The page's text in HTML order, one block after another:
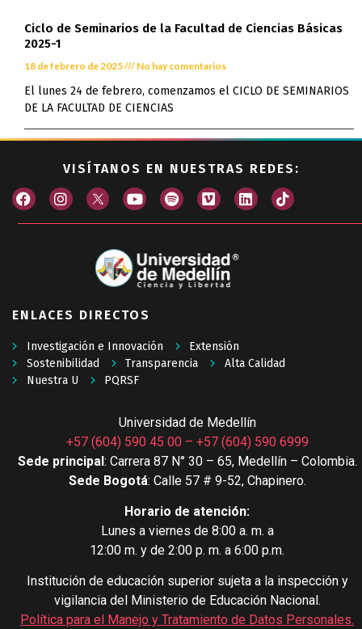
Ciclo de Seminarios de la Facultad de Ciencias Básicas
2025-1
18 de febrero de 2025 No hay comentarios
El lunes 24 de febrero, comenzamos el CICLO DE SEMINARIOS
DE LA FACULTAD DE CIENCIAS
VISÍTANOS EN NUESTRAS REDES:
ENLACES DIRECTOS
Investigación e Innovación
Extensión
Sostenibilidad
Transparencia
Alta Calidad
Nuestra U
PQRSF
Universidad de Medellín
+57 (604) 590 45 00– +57 (604) 590 6999
Sede principal: Carrera 87 N° 30 – 65, Medellín – Colombia.
Sede Bogotá: Calle 57 # 9-52, Chapinero.
Horario de atención:
Lunes a viernes de 8:00 a. m. a
12:00 m. y de 2:00 p. m. a 6:00 p.m.
Institución de educación superior sujeta a la inspección y
vigilancia del Ministerio de Educación Nacional.
Política para el Manejo y Tratamiento de Datos Personales.